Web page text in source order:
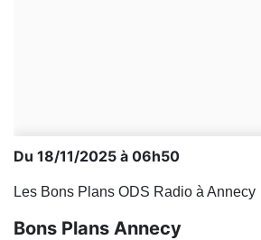
Du 18/11/2025 à 06h50
Les Bons Plans ODS Radio à Annecy
Bons Plans Annecy